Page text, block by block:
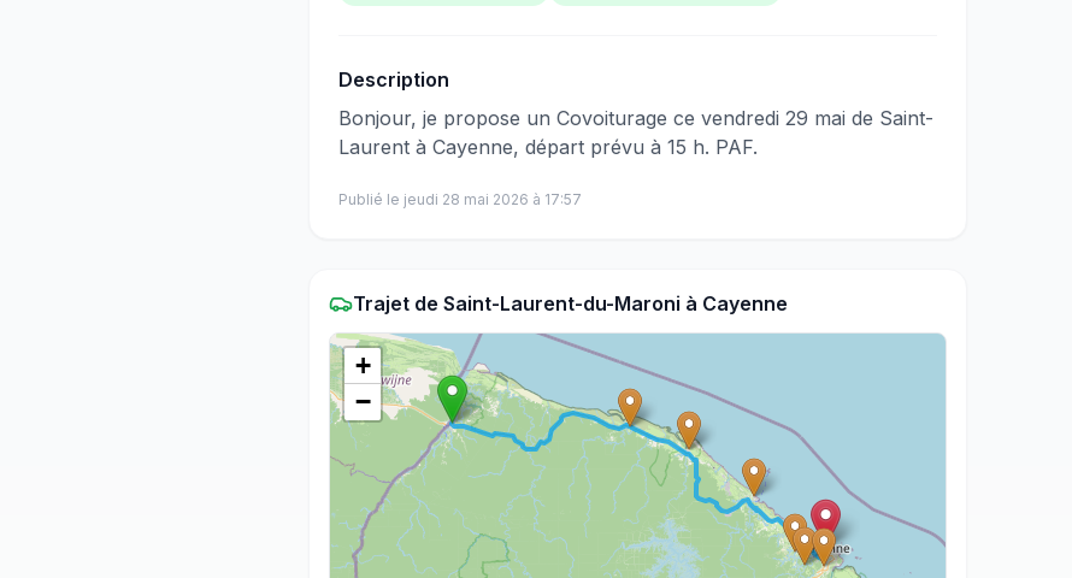
Description
​‌​‍​‌‌​​​‌‌​‌‌​‌‌​‌​‌‌‌​​​​​‌‌‌​​​​​‌‌‌‌​‌​​​‌‌​‌​‌​‌‌​‌‌‌​​​‌‌​​‌‌​‌‌​‌​‌​​​‌‌​​​​​​‌‌​​​​​​‌‌​​​‌​‌‌​​​‌​​‌‌​‌‌​​​​‌‌​‌‌‌​​‌‌​​​​​​‌‌​‌​​​​‌‌​‌‌​​‌‌‌​​‌‌​‌‌​​‌​‌​‌‌‌‌​​​​‌‌‌​​​‌​‌‌‌​‌‌‌​‌‌‌‌​‌​​‌‌​​‌‌​‍Bonjour, je propose un Covoiturage ce vendredi 29 mai de Saint-
Laurent à Cayenne, départ prévu à 15 h. PAF.
Publié le jeudi 28 mai 2026 à 17:57
Trajet de Saint-Laurent-du-Maroni à Cayenne
+
−